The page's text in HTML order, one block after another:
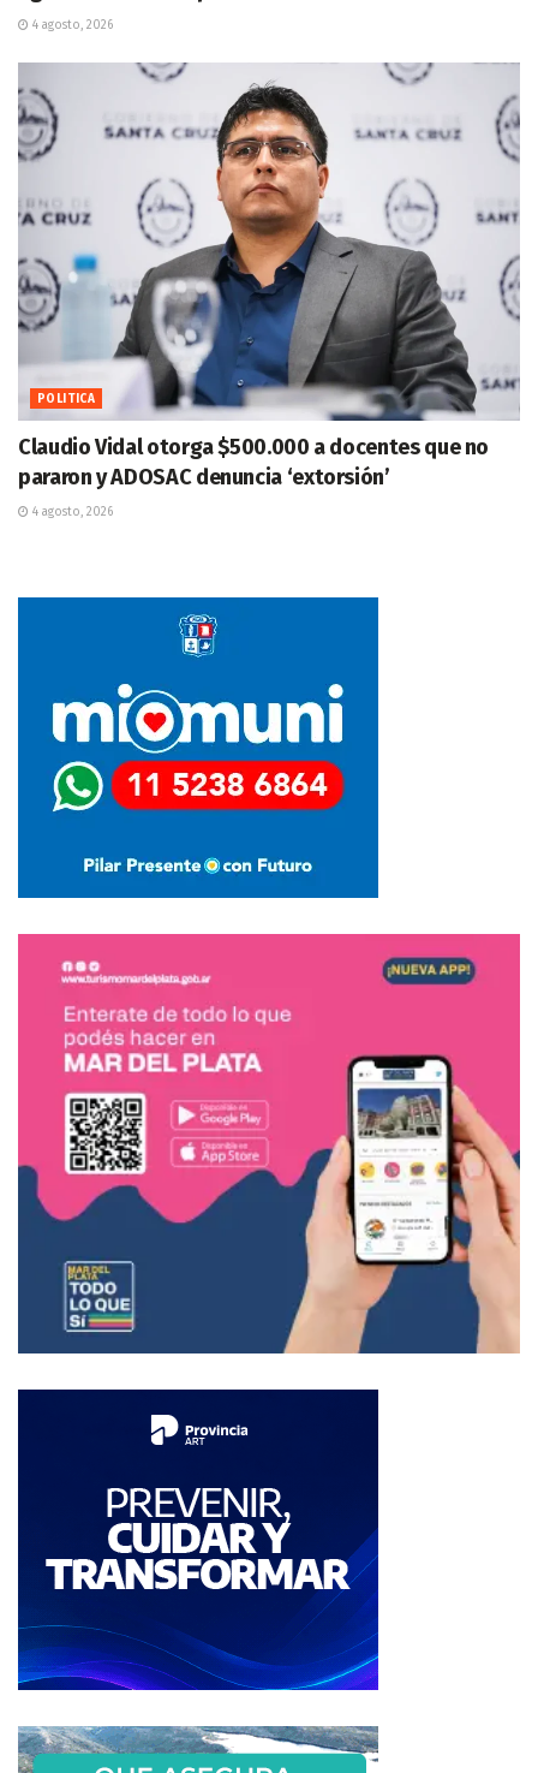
4 agosto, 2026
POLITICA
Claudio Vidal otorga $500.000 a docentes que no
pararon y ADOSAC denuncia ‘extorsión’
4 agosto, 2026